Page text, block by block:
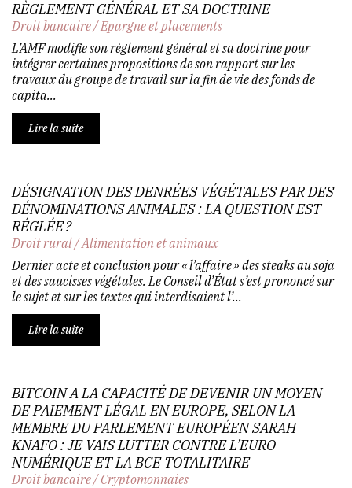
RÈGLEMENT GÉNÉRAL ET SA DOCTRINE
Droit bancaire/Epargne et placements
L’AMF modifie son règlement général et sa doctrine pour
intégrer certaines propositions de son rapport sur les
travaux du groupe de travail sur la fin de vie des fonds de
capita...
Lire la suite
DÉSIGNATION DES DENRÉES VÉGÉTALES PAR DES
DÉNOMINATIONS ANIMALES : LA QUESTION EST
RÉGLÉE ?
Droit rural/Alimentation et animaux
Dernier acte et conclusion pour « l’affaire » des steaks au soja
et des saucisses végétales. Le Conseil d’État s’est prononcé sur
le sujet et sur les textes qui interdisaient l’...
Lire la suite
BITCOIN A LA CAPACITÉ DE DEVENIR UN MOYEN
DE PAIEMENT LÉGAL EN EUROPE, SELON LA
MEMBRE DU PARLEMENT EUROPÉEN SARAH
KNAFO : JE VAIS LUTTER CONTRE L’EURO
NUMÉRIQUE ET LA BCE TOTALITAIRE
Droit bancaire/Cryptomonnaies